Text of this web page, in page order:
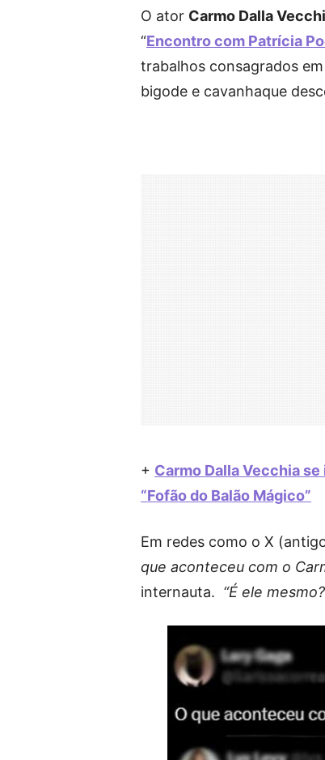
O ator Carmo Dalla
“Encontro com Patrícia
trabalhos consagrados
bigode e cavanhaque
+ Carmo Dalla Vecchia
“Fofão do Balão Mágico”
Em redes como o X
que aconteceu com o
internauta. “É ele